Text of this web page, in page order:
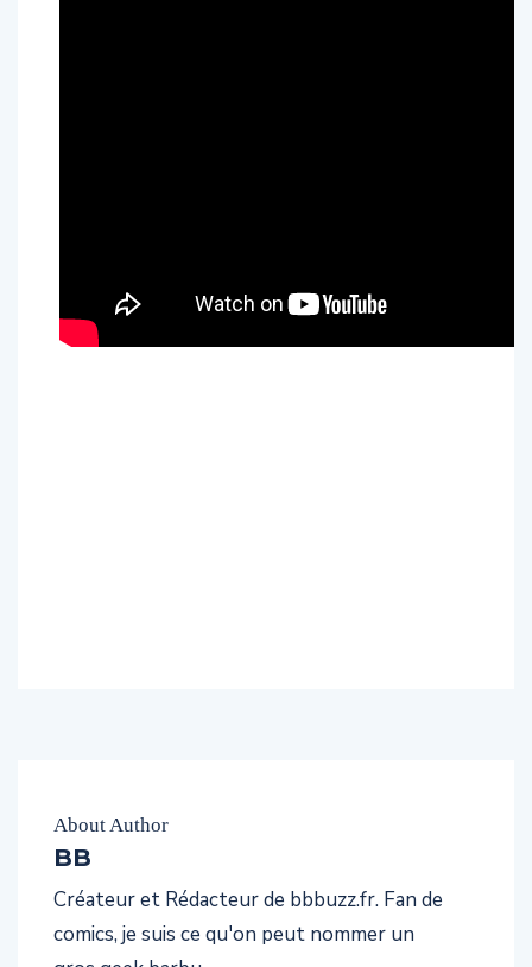
About Author
BB
Créateur et Rédacteur de bbbuzz.fr. Fan de
comics, je suis ce qu'on peut nommer un